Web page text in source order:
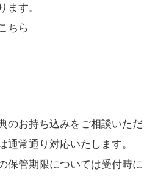
ます。
ちら
のお持ち込みをご相談いただ
通常通り対応いたします。
保管期限については受付時に